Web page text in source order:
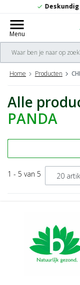
menu
Menu
Home Producten
Alle
PANDA
1 - 5 van 5